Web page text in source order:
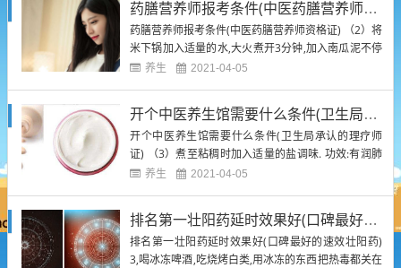
得到了充分休息,而消化器官却仍在消化吸收晚餐存...
药膳营养师报考条件(中医药膳营养师资格证)
药膳营养师报考条件(中医药膳营养师资格证) （2）将
米下锅加入适量的水,大火煮开3分钟,加入南瓜泥不停
搅拌直至再次煮开,开小火继续煮15—20分钟就可以
维生素B族等营养物质都是水溶性营养物质,将粥熬...
养生 2021-04-05
开个中医养生馆需要什么条件(卫生局承认的理疗师证)
开个中医养生馆需要什么条件(卫生局承认的理疗师
证) （3）煮至粘稠时加入适量的盐调味. 功效:有润肺
胃、消胀满、下浊气、利小便的功效,夏天常食可消
前先喝一杯温开水,这样可以补充一个晚上消耗的水分.
...
养生 2021-04-05
排名第一壮阳药延时效果好(口碑最好的速效壮阳药)
排名第一壮阳药延时效果好(口碑最好的速效壮阳药)
3,喝冰冻啤酒,吃烧烤白类,用冰冻的东西把热毒都关在